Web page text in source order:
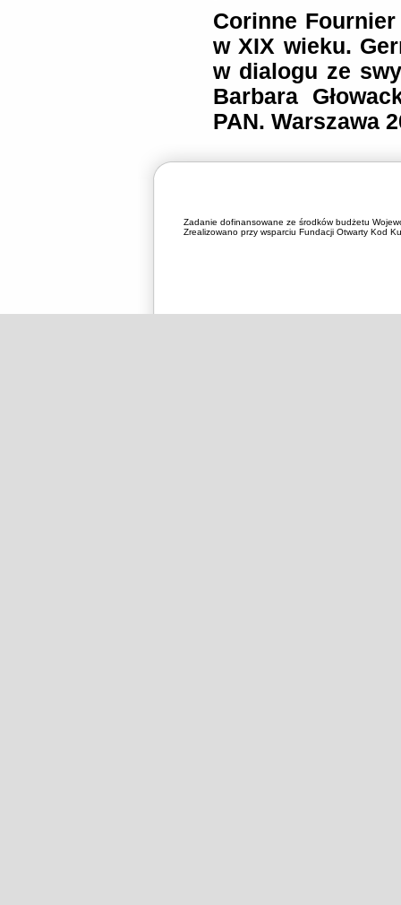
Corinne
w XIX wieku.
w dialogu ze
Barbara
PAN. Warszawa
Zadanie dofinansowane ze środków budżetu
Zrealizowano przy wsparciu Fundacji Otwarty Kod